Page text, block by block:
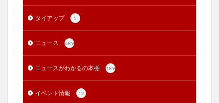
タイアップ 5
ニュース 689
ニュースがわかるの本棚 189
イベント情報 12